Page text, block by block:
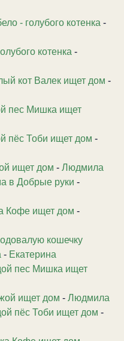
- голубого котенка -
котенка -
кот Валек ищет дом -
пес Мишка ищет
пёс Тоби ищет дом -
ищет дом - Людмила
в Добрые руки -
Кофе ищет дом -
кошечку
- Екатерина
пес Мишка ищет
ищет дом - Людмила
пёс Тоби ищет дом -